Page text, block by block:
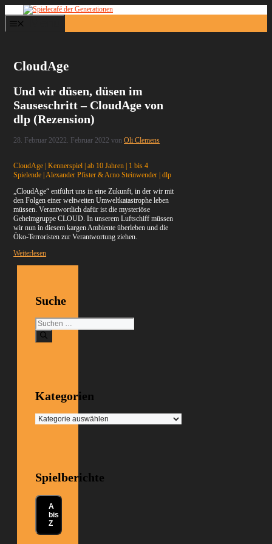
Inhalt
springen
CloudAge
Und wir düsen, düsen im
Sauseschritt – CloudAge von
dlp (Rezension)
28. Februar 20222. Februar 2022 vonOli Clemens
CloudAge | Kennerspiel | ab 10 Jahren | 1 bis 4
Spielende | Alexander Pfister & Arno Steinwender | dlp
„CloudAge“ entführt uns in eine Zukunft, in der wir mit
den Folgen einer weltweiten Umweltkatastrophe leben
müssen. Verantwortlich dafür ist die mysteriöse
Geheimgruppe CLOUD. In unserem Luftschiff müssen
wir nun in diesem kargen Ambiente überleben und die
Öko-Terroristen zur Verantwortung ziehen.
Weiterlesen
Suche
Suchen
nach:
Kategorien
Kategorien
Spielberichte
A
bis
Z